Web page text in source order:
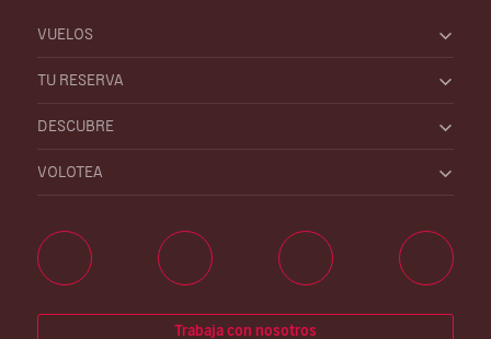
VUELOS
TU RESERVA
DESCUBRE
VOLOTEA
Trabaja con nosotros